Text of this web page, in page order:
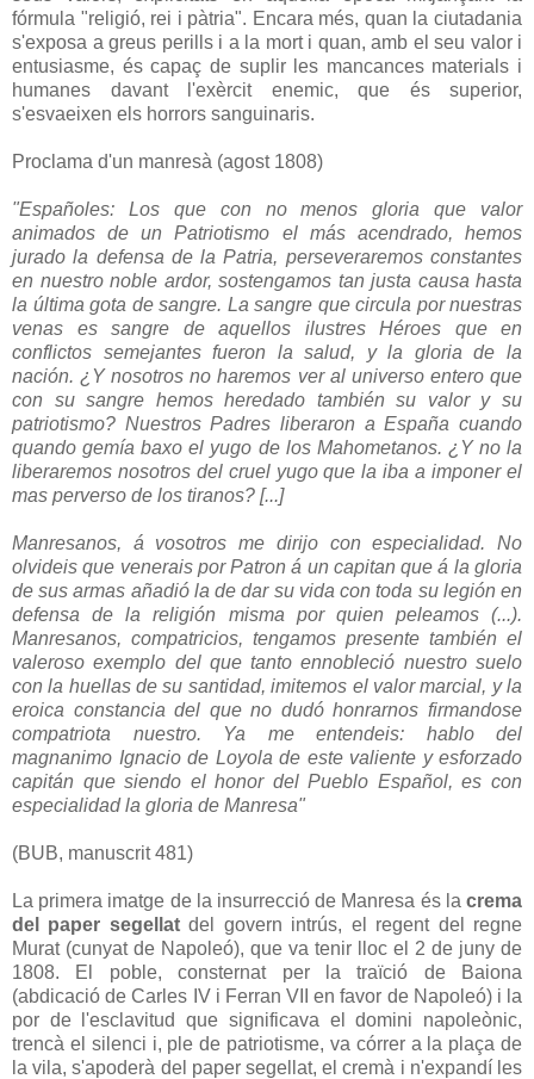
fórmula "religió, rei i pàtria". Encara més, quan la ciutadania
s'exposa a greus perills i a la mort i quan, amb el seu valor i
entusiasme, és capaç de suplir les mancances materials i
humanes davant l'exèrcit enemic, que és superior,
s'esvaeixen els horrors sanguinaris.
Proclama d'un manresà (agost 1808)
"Españoles: Los que con no menos gloria que valor
animados de un Patriotismo el más acendrado, hemos
jurado la defensa de la Patria, perseveraremos constantes
en nuestro noble ardor, sostengamos tan justa causa hasta
la última gota de sangre. La sangre que circula por nuestras
venas es sangre de aquellos ilustres Héroes que en
conflictos semejantes fueron la salud, y la gloria de la
nación. ¿Y nosotros no haremos ver al universo entero que
con su sangre hemos heredado también su valor y su
patriotismo? Nuestros Padres liberaron a España cuando
quando gemía baxo el yugo de los Mahometanos. ¿Y no la
liberaremos nosotros del cruel yugo que la iba a imponer el
mas perverso de los tiranos? [...]
Manresanos, á vosotros me dirijo con especialidad. No
olvideis que venerais por Patron á un capitan que á la gloria
de sus armas añadió la de dar su vida con toda su legión en
defensa de la religión misma por quien peleamos (...).
Manresanos, compatricios, tengamos presente también el
valeroso exemplo del que tanto ennobleció nuestro suelo
con la huellas de su santidad, imitemos el valor marcial, y la
eroica constancia del que no dudó honrarnos firmandose
compatriota nuestro. Ya me entendeis: hablo del
magnanimo Ignacio de Loyola de este valiente y esforzado
capitán que siendo el honor del Pueblo Español, es con
especialidad la gloria de Manresa"
(BUB, manuscrit 481)
La primera imatge de la insurrecció de Manresa és la crema
del paper segellatdel govern intrús, el regent del regne
Murat (cunyat de Napoleó), que va tenir lloc el 2 de juny de
1808. El poble, consternat per la traïció de Baiona
(abdicació de Carles IV i Ferran VII en favor de Napoleó) i la
por de l'esclavitud que significava el domini napoleònic,
trencà el silenci i, ple de patriotisme, va córrer a la plaça de
la vila, s'apoderà del paper segellat, el cremà i n'expandí les